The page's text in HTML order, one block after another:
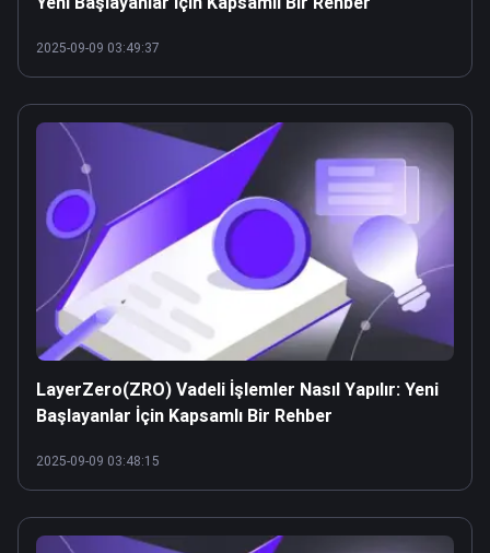
2025-09-09 03:49:37
LayerZero(ZRO) Vadeli İşlemler Nasıl Yapılır: Yeni
Başlayanlar İçin Kapsamlı Bir Rehber
2025-09-09 03:48:15